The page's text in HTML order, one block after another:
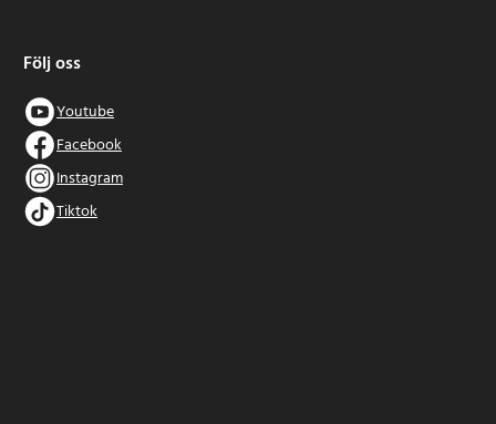
Följ oss
Youtube
Facebook
Instagram
Tiktok